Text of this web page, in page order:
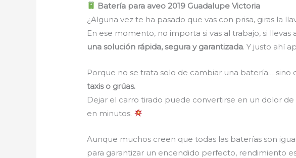
Batería para aveo 2019 Guadalupe Victoria
¿Alguna vez te ha pasado que vas con prisa, giras la
En ese momento, no importa si vas al trabajo, si
una solución rápida, segura y garantizada. Y justo ahí
Porque no se trata solo de cambiar una batería… sino
taxis o grúas.
Dejar el carro tirado puede convertirse en un dolor
en minutos.
Aunque muchos creen que todas las baterías son
para garantizar un encendido perfecto, rendimiento